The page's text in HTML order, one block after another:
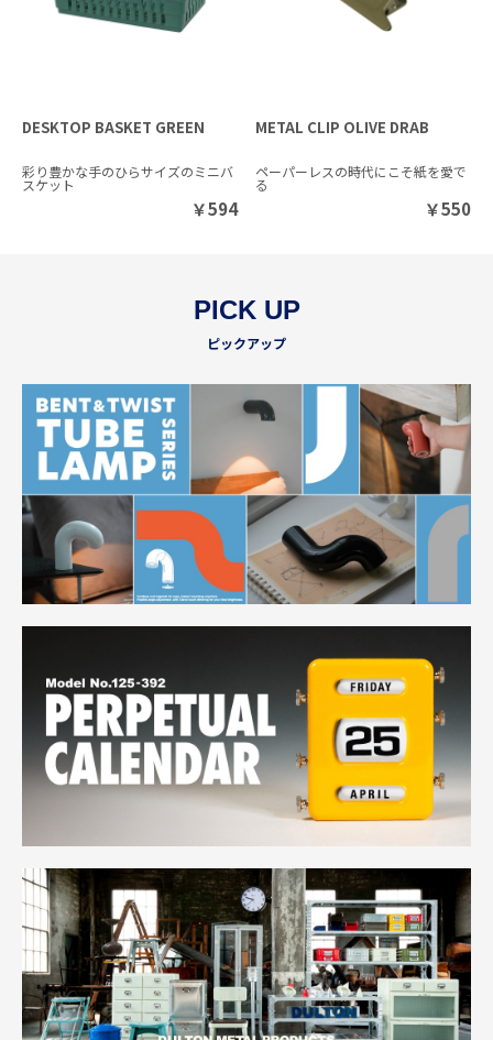
DESKTOP BASKET GREEN
彩り豊かな手のひらサイズのミニバ
スケット
￥594
METAL CLIP OLIVE DRAB
ペーパーレスの時代にこそ紙を愛で
る
￥550
PICK UP
ピックアップ